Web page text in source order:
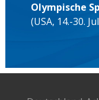
Olympische
(USA, 14.-30.